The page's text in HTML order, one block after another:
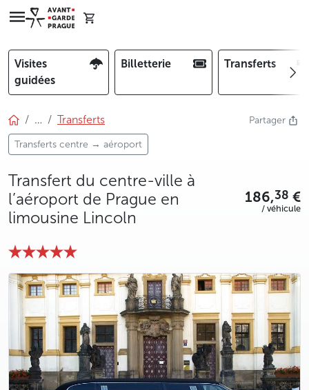
Visites
guidées
Billetterie Transferts
… Transferts
Transferts centre → aéroport
Partager
Transfert du centre-ville à
l’aéroport de Prague en
limousine Lincoln
186,38 €
/ véhicule